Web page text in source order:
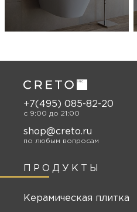
ПРОДУКТЫ
Керамическая плитка
+7(495) 085-82-20
c 9:00 до 21:00
shop@creto.ru
по любым вопросам